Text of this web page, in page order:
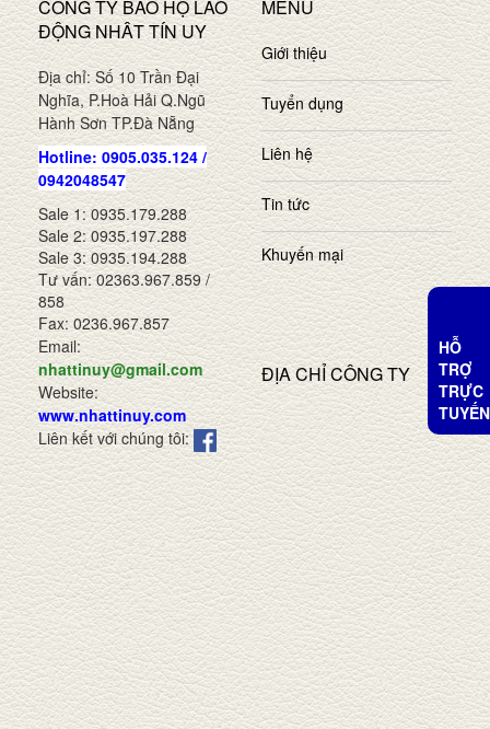
CÔNG TY BẢO HỘ LAO
ĐỘNG NHÂT TÍN UY
Địa chỉ: Số 10 Trần Đại
Nghĩa, P.Hoà Hải Q.Ngũ
Hành Sơn TP.Đà Nẵng
Hotline: 0905.035.124 /
0942048547
Sale 1: 0935.179.288
Sale 2: 0935.197.288
Sale 3: 0935.194.288
Tư vấn: 02363.967.859 /
858
Fax: 0236.967.857
Email:
nhattinuy@gmail.com
Website:
www.nhattinuy.com
Liên kết với chúng tôi:
MENU
Giới thiệu
Tuyển dụng
Liên hệ
Tin tức
Khuyến mại
ĐỊA CHỈ CÔNG TY
HỖ
TRỢ
TRỰC
TUYẾN